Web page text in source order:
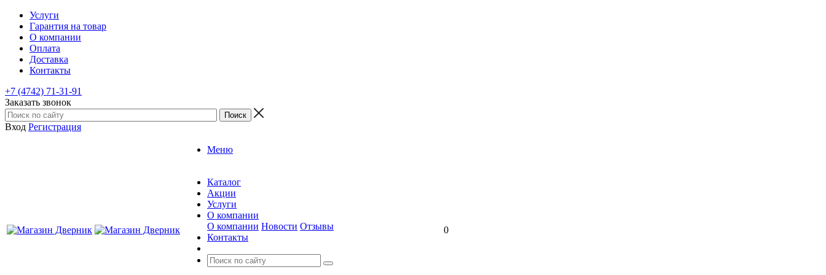
Услуги
Гарантия на товар
О компании
Оплата
Доставка
Контакты
+7 (4742) 71-31-91
Заказать звонок
Вход Регистрация
Меню
Каталог
Акции
Услуги
О компании
О компании Новости Отзывы
Контакты
0